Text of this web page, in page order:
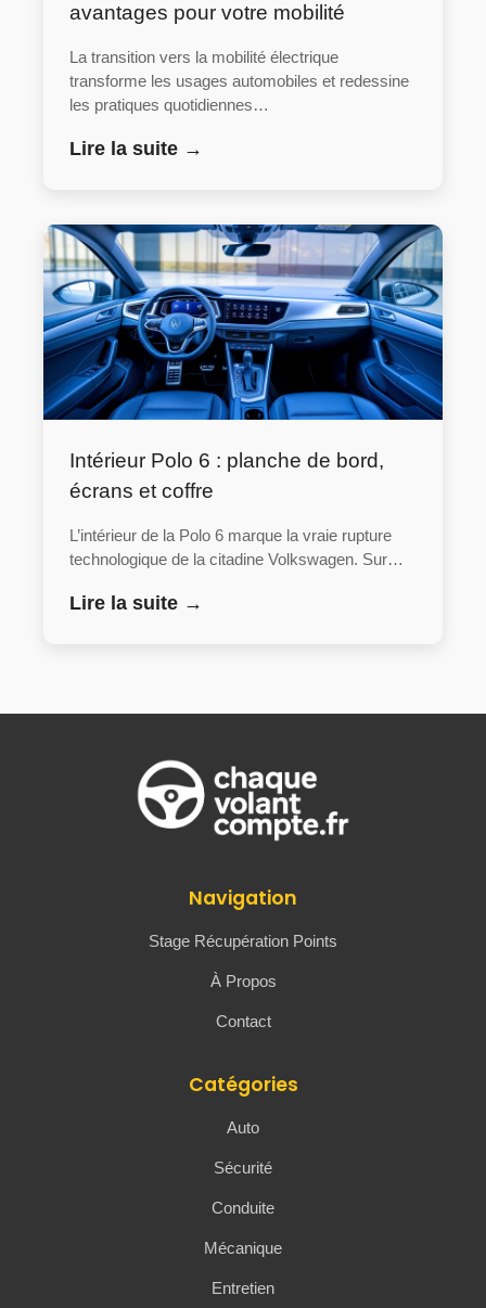
avantages pour votre mobilité
La transition vers la mobilité électrique
transforme les usages automobiles et redessine
les pratiques quotidiennes…
Lire la suite →
Intérieur Polo 6 : planche de bord,
écrans et coffre
L’intérieur de la Polo 6 marque la vraie rupture
technologique de la citadine Volkswagen. Sur…
Lire la suite →
Navigation
Stage Récupération Points
À Propos
Contact
Catégories
Auto
Sécurité
Conduite
Mécanique
Entretien